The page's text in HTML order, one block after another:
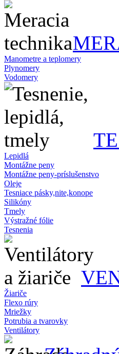
Manometre a teplomery
Plynomery
Vodomery
Lepidlá
Montážne peny
Montážne peny-príslušenstvo
Oleje
Tesniace pásky,nite,konope
Silikóny
Tmely
Výstražné fólie
Tesnenia
Žiariče
Flexo rúry
Mriežky
Potrubia a tvarovky
Ventilátory